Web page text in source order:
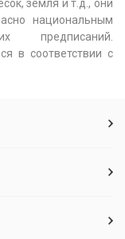
земля и т.д., они
национальным
предписаний.
в соответствии с